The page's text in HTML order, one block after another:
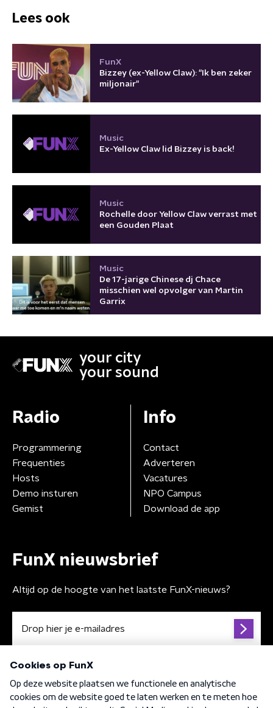
Lees ook
FunX
Bizzey (ex-Yellow Claw): "Ik ben zeker
miljonair"
Music
Ex-Yellow Claw lid Bizzey is back!
Music
Rochelle door Yellow Claw verrast met
een Gouden Plaat
Music
De 17-jarige Chinese dj Chace
misschien wel opvolger van Martin
Garrix
your city
your sound
Radio
Programmering
Frequenties
Hosts
Demo insturen
Gemist
Info
Contact
Adverteren
Vacatures
NPO Campus
Download de app
FunX nieuwsbrief
Altijd op de hoogte van het laatste FunX-nieuws?